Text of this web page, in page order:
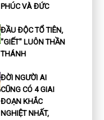
PHÚC VÀ ĐỨC
ĐẦU ĐỘC TỔ TIÊN,
"GIẾT" LUÔN THẦN
THÁNH
ĐỜI NGƯỜI AI
CŨNG CÓ 4 GIAI
ĐOẠN KHẮC
NGHIỆT NHẤT,